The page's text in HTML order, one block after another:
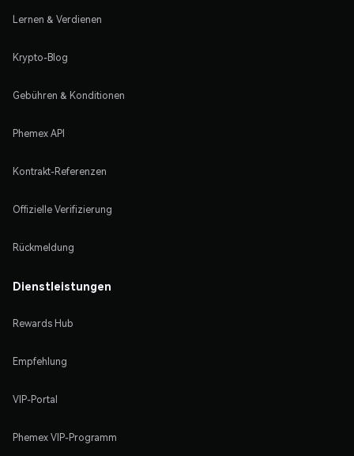
Lernen & Verdienen
Krypto-Blog
Gebühren & Konditionen
Phemex API
Kontrakt-Referenzen
Offizielle Verifizierung
Rückmeldung
Dienstleistungen
Rewards Hub
Empfehlung
VIP-Portal
Phemex VIP-Programm